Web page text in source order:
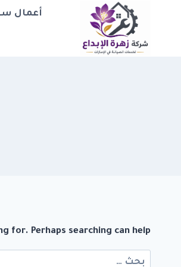
المحتوى
أعمال
for. Perhaps searching can help.
البحث